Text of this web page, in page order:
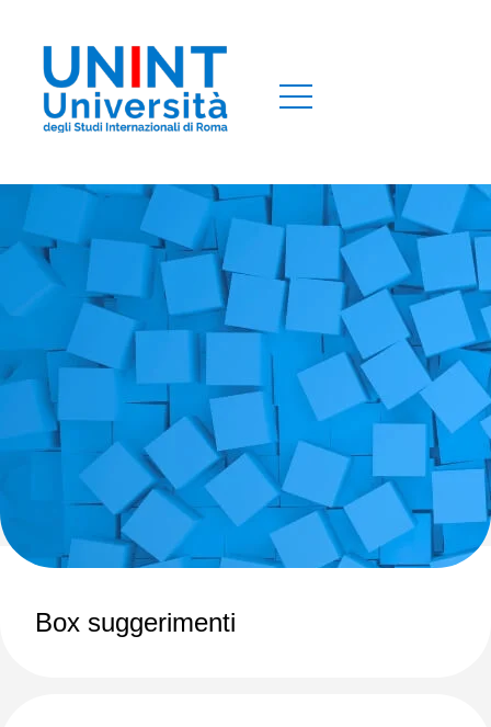
Box suggerimenti